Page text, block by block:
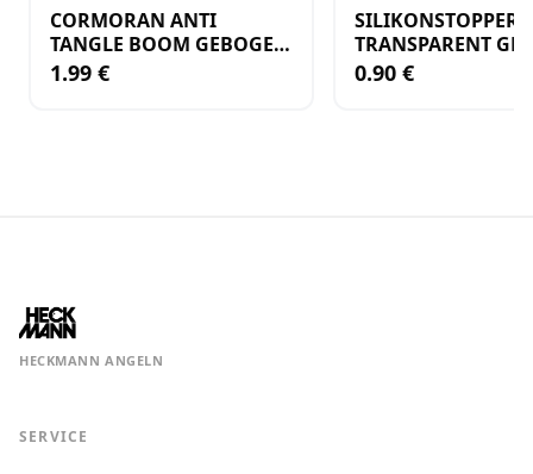
CORMORAN ANTI
TANGLE BOOM GEBOGEN
12CM M.WIRBEL(PLASTIK)
1.99 €
SILIKONSTOPPER
TRANSPARENT
KLEIN
0.90 €
HECKMANN ANGELN
SERVICE